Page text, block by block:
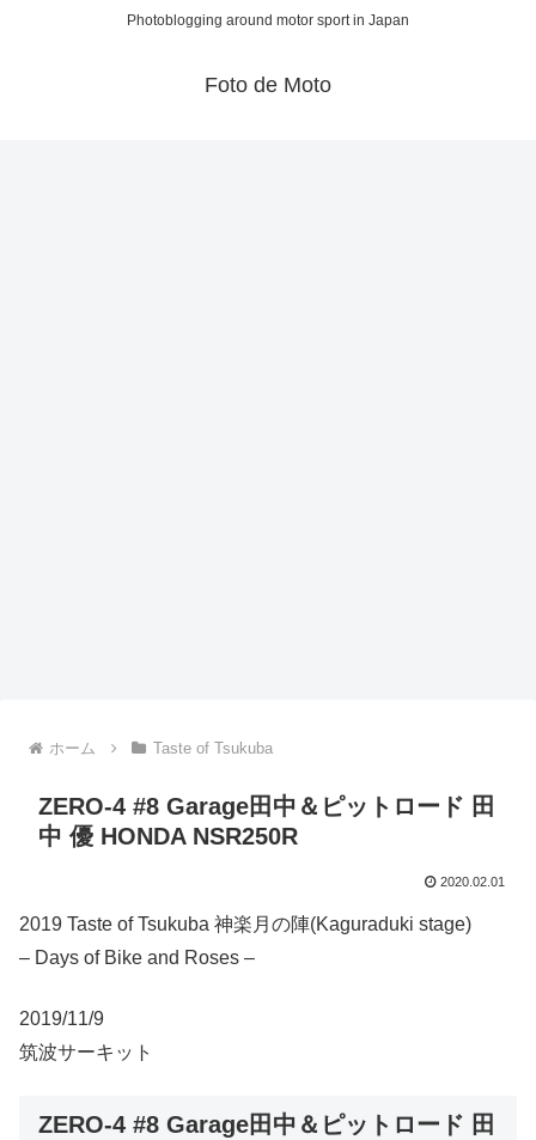
Photoblogging around motor sport in Japan
Foto de Moto
ホーム Taste of Tsukuba
ZERO-4 #8 Garage田中＆ピットロード 田
中 優 HONDA NSR250R
2020.02.01
2019 Taste of Tsukuba 神楽月の陣(Kaguraduki stage)
– Days of Bike and Roses –
2019/11/9
筑波サーキット
ZERO-4 #8 Garage田中＆ピットロード 田